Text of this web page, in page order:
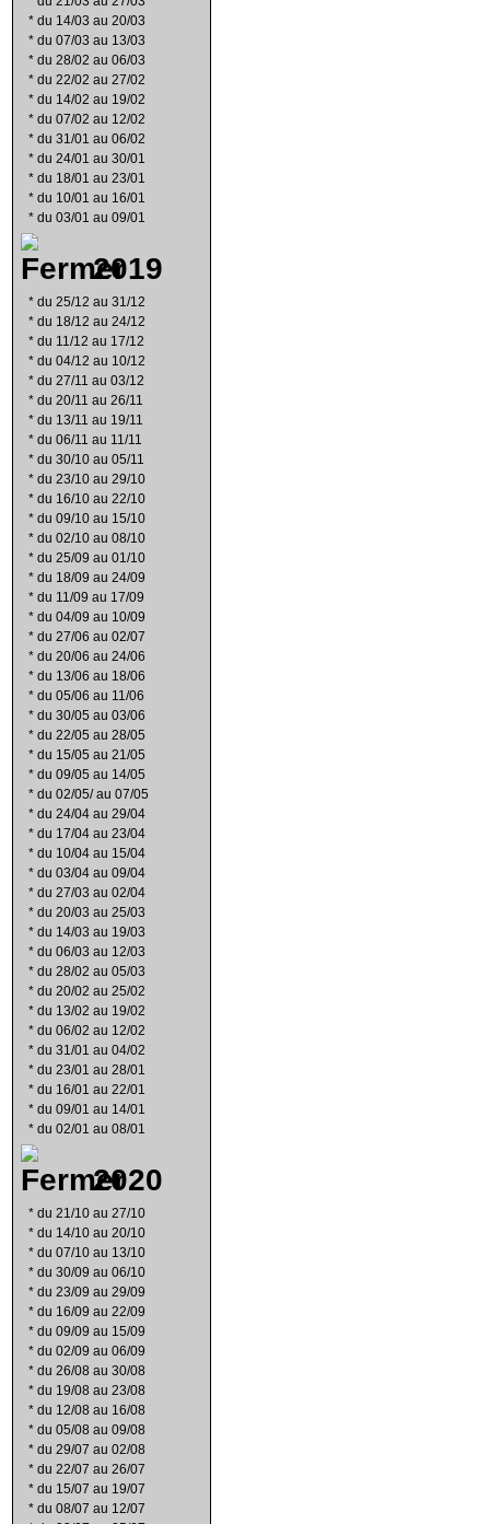
* du 14/03 au 20/03
* du 07/03 au 13/03
* du 28/02 au 06/03
* du 22/02 au 27/02
* du 14/02 au 19/02
* du 07/02 au 12/02
* du 31/01 au 06/02
* du 24/01 au 30/01
* du 18/01 au 23/01
* du 10/01 au 16/01
* du 03/01 au 09/01
2019
* du 25/12 au 31/12
* du 18/12 au 24/12
* du 11/12 au 17/12
* du 04/12 au 10/12
* du 27/11 au 03/12
* du 20/11 au 26/11
* du 13/11 au 19/11
* du 06/11 au 11/11
* du 30/10 au 05/11
* du 23/10 au 29/10
* du 16/10 au 22/10
* du 09/10 au 15/10
* du 02/10 au 08/10
* du 25/09 au 01/10
* du 18/09 au 24/09
* du 11/09 au 17/09
* du 04/09 au 10/09
* du 27/06 au 02/07
* du 20/06 au 24/06
* du 13/06 au 18/06
* du 05/06 au 11/06
* du 30/05 au 03/06
* du 22/05 au 28/05
* du 15/05 au 21/05
* du 09/05 au 14/05
* du 02/05/ au 07/05
* du 24/04 au 29/04
* du 17/04 au 23/04
* du 10/04 au 15/04
* du 03/04 au 09/04
* du 27/03 au 02/04
* du 20/03 au 25/03
* du 14/03 au 19/03
* du 06/03 au 12/03
* du 28/02 au 05/03
* du 20/02 au 25/02
* du 13/02 au 19/02
* du 06/02 au 12/02
* du 31/01 au 04/02
* du 23/01 au 28/01
* du 16/01 au 22/01
* du 09/01 au 14/01
* du 02/01 au 08/01
2020
* du 21/10 au 27/10
* du 14/10 au 20/10
* du 07/10 au 13/10
* du 30/09 au 06/10
* du 23/09 au 29/09
* du 16/09 au 22/09
* du 09/09 au 15/09
* du 02/09 au 06/09
* du 26/08 au 30/08
* du 19/08 au 23/08
* du 12/08 au 16/08
* du 05/08 au 09/08
* du 29/07 au 02/08
* du 22/07 au 26/07
* du 15/07 au 19/07
* du 08/07 au 12/07